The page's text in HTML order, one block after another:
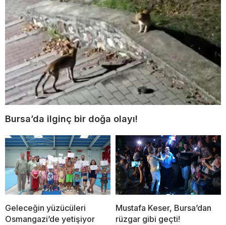
Bursa’da ilginç bir doğa olayı!
Geleceğin yüzücüleri
Osmangazi’de yetişiyor
Mustafa Keser, Bursa’dan
rüzgar gibi geçti!